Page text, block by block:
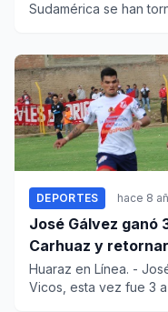
Sudamérica se han
DEPORTES hace 8
José Gálvez ganó
Carhuaz y
Huaraz en Línea. -
Vicos, esta vez fue 3